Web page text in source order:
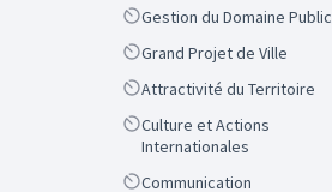
ScopeGestion du Domaine Public
ScopeGrand Projet de Ville
ScopeAttractivité du Territoire
Scope
Culture et Actions
Internationales
ScopeCommunication